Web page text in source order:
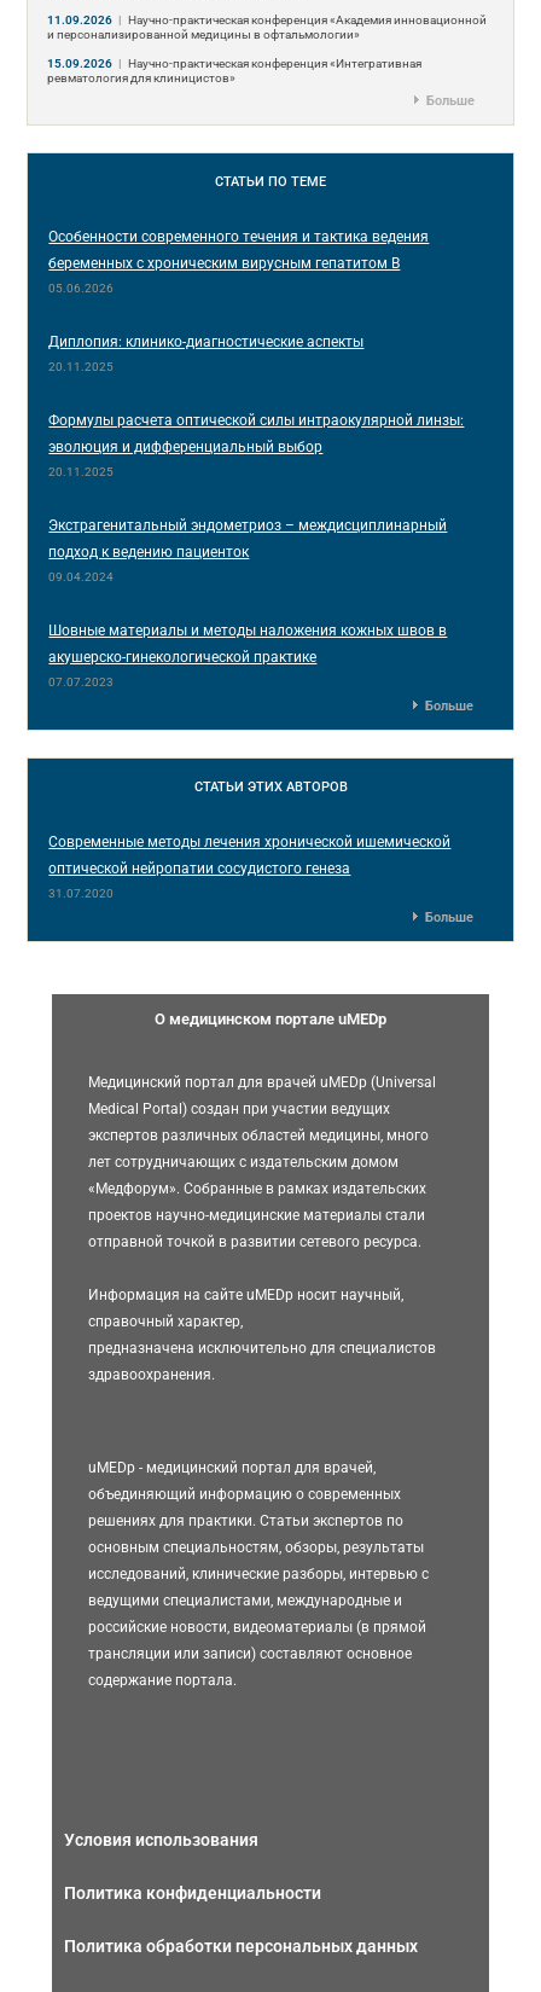
11.09.2026 | Научно-практическая конференция «Академия инновационной
и персонализированной медицины в офтальмологии»
15.09.2026 | Научно-практическая конференция «Интегративная
ревматология для клиницистов»
Больше
СТАТЬИ ПО ТЕМЕ
Особенности современного течения и тактика ведения
беременных с хроническим вирусным гепатитом B
05.06.2026
Диплопия: клинико-диагностические аспекты
20.11.2025
Формулы расчета оптической силы интраокулярной линзы:
эволюция и дифференциальный выбор
20.11.2025
Экстрагенитальный эндометриоз – междисциплинарный
подход к ведению пациенток
09.04.2024
Шовные материалы и методы наложения кожных швов в
акушерско-гинекологической практике
07.07.2023
Больше
СТАТЬИ ЭТИХ АВТОРОВ
Современные методы лечения хронической ишемической
оптической нейропатии сосудистого генеза
31.07.2020
Больше
О медицинском портале uMEDp
Медицинский портал для врачей uMEDp (Universal
Medical Portal) создан при участии ведущих
экспертов различных областей медицины, много
лет сотрудничающих с издательским домом
«Медфорум». Собранные в рамках издательских
проектов научно-медицинские материалы стали
отправной точкой в развитии сетевого ресурса.
Информация на сайте uMEDp носит научный,
справочный характер,
предназначена исключительно для специалистов
здравоохранения.
uMEDp - медицинский портал для врачей,
объединяющий информацию о современных
решениях для практики. Статьи экспертов по
основным специальностям, обзоры, результаты
исследований, клинические разборы, интервью с
ведущими специалистами, международные и
российские новости, видеоматериалы (в прямой
трансляции или записи) составляют основное
содержание портала.
Условия использования
Политика конфиденциальности
Политика обработки персональных данных